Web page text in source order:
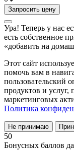
Запросить цену
Ура! Теперь у нас
есть собственное
«добавить на
Этот сайт
помочь вам в
пользовательский
продуктов и услуг,
маркетинговых
Политика
Не принимаю
50
Бонусных баллов